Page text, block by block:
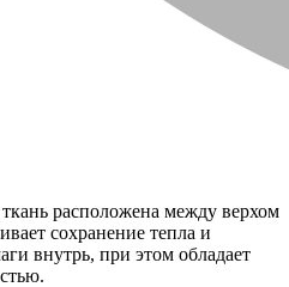
расположена между верхом
сохранение тепла и
внутрь, при этом обладает